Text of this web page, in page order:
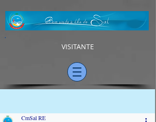
VISITANTE
CmSal RE